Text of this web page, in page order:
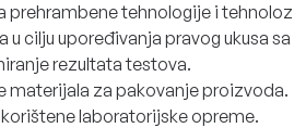
prehrambene tehnologije i
u cilju upoređivanja pravog ukusa
rezultata testova.
materijala za pakovanje proizvoda.
laboratorijske opreme.